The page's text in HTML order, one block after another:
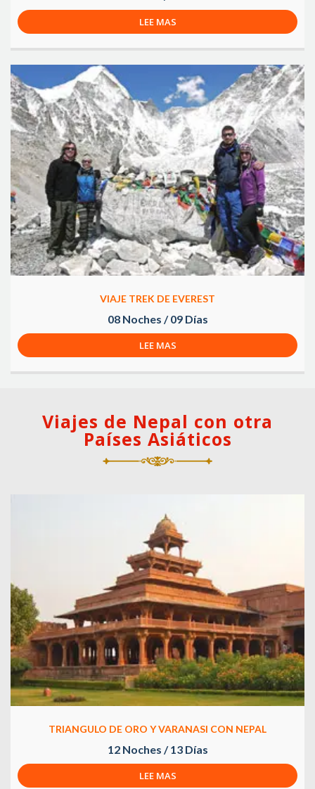
LEE MAS
VIAJE TREK DE EVEREST
08 Noches / 09 Días
LEE MAS
Viajes de Nepal con otra
Países Asiáticos
TRIANGULO DE ORO Y VARANASI CON NEPAL
12 Noches / 13 Días
LEE MAS